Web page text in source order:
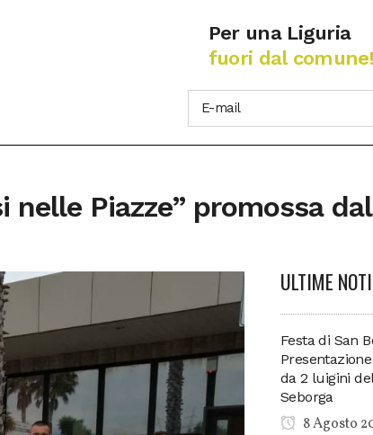
Per una Liguria
fuori dal comune!
nelle Piazze” promossa
ULTIME
Festa di San
da 2 luigini
Seborga
8 Agosto